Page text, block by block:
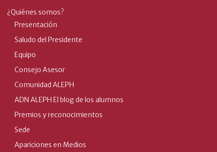
¿Quiénes somos?
Presentación
Saludo del Presidente
Equipo
Consejo Asesor
Comunidad ALEPH
ADN ALEPH El blog de los alumnos
Premios y reconocimientos
Sede
Apariciones en Medios